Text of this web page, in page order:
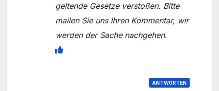
geltende Gesetze verstoßen. Bitte
mailen Sie uns Ihren Kommentar, wir
werden der Sache nachgehen.
ANTWORTEN